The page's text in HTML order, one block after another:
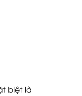
biệt là